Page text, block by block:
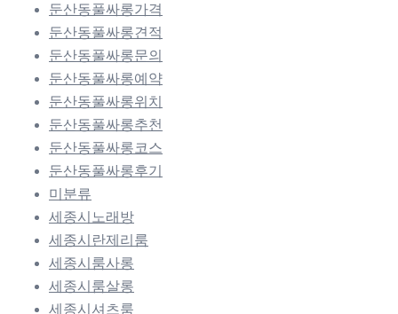
둔산동풀싸롱가격
둔산동풀싸롱견적
둔산동풀싸롱문의
둔산동풀싸롱예약
둔산동풀싸롱위치
둔산동풀싸롱추천
둔산동풀싸롱코스
둔산동풀싸롱후기
미분류
세종시노래방
세종시란제리룸
세종시룸사롱
세종시룸살롱
세종시셔츠룸